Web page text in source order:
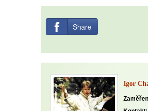
Share
Igor